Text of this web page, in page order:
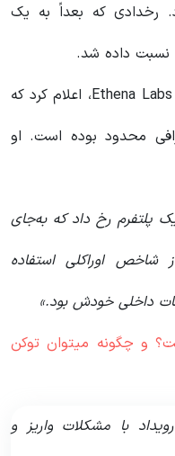
سقوط کرد. رخدادی که بعداً به یک
نسبت داده شد.
در همان زمان، گای یانگ، بنیان‌گذار Ethena Labs، اعلام کرد که
محدود بوده است. او
پلتفرم رخ داد که به‌جای
شاخص اوراکلی استفاده
داخلی خودش بود.»
و چگونه میتوان توکن
با مشکلات واریز و